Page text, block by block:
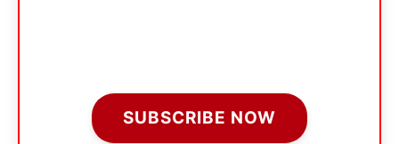
SUBSCRIBE NOW